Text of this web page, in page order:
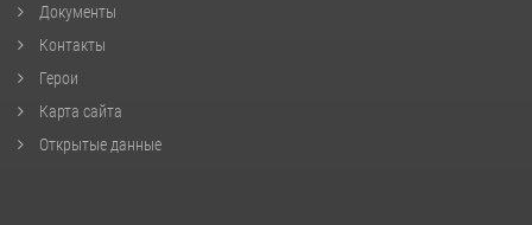
Документы
Контакты
Герои
Карта сайта
Открытые данные